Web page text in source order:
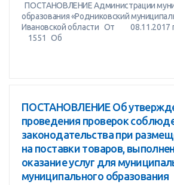
ПОСТАНОВЛЕНИЕ Администрации
образования «Родниковский
Ивановской области От
1551 Об
ПОСТАНОВЛЕНИЕ Об
проведения проверок
законодательства при
на поставки товаров,
оказание услуг для
муниципального образования